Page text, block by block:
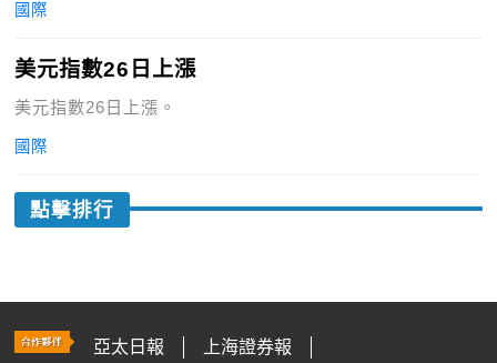
國際
美元指數26日上漲
美元指數26日上漲。
國際
點擊排行
亞太日報
上海證券報